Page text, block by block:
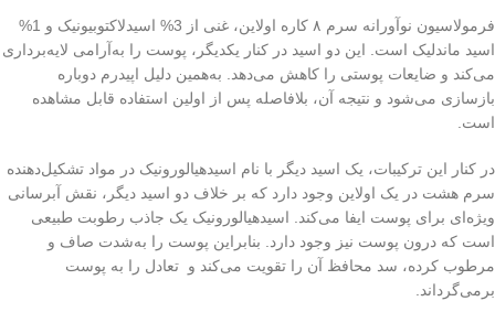
فرمولاسیون نوآورانه سرم ۸ کاره اولاین، غنی از 3% اسیدلاکتوبیونیک و 1%
اسید ماندلیک است. این دو اسید در کنار یکدیگر، پوست را به‌آرامی لایه‌برداری
می‌کند و ضایعات پوستی را کاهش می‌دهد. به‌همین دلیل اپیدرم دوباره
بازسازی می‌شود و نتیجه آن، بلافاصله پس از اولین استفاده قابل مشاهده
است.
در کنار این ترکیبات، یک اسید دیگر با نام اسیدهیالورونیک در مواد تشکیل‌دهنده
سرم هشت در یک اولاین وجود دارد که بر خلاف دو اسید دیگر، نقش آبرسانی
ویژه‌ای برای پوست ایفا می‌کند. اسیدهیالورونیک یک جاذب رطوبت طبیعی
است که درون پوست نیز وجود دارد. بنابراین پوست را به‌شدت صاف و
مرطوب کرده، سد محافظ آن را تقویت می‌کند و تعادل را به پوست
برمی‌گرداند.